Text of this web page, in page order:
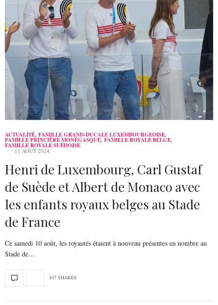
ACTUALITÉ, FAMILLE GRAND-DUCALE LUXEMBOURGEOISE,
FAMILLE PRINCIÈRE MONÉGASQUE, FAMILLE ROYALE BELGE,
FAMILLE ROYALE SUÉDOISE
11 AOÛT 2024
Henri de Luxembourg, Carl Gustaf
de Suède et Albert de Monaco avec
les enfants royaux belges au Stade
de France
Ce samedi 10 août, les royautés étaient à nouveau présentes en nombre au
Stade de…
107 SHARES